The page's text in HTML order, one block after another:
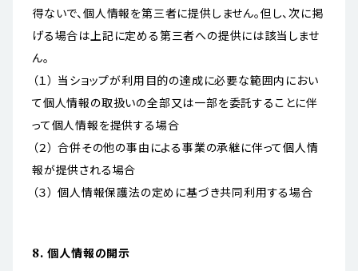
得ないで、個人情報を第三者に提供しません。但し、次に掲
げる場合は上記に定める第三者への提供には該当しませ
ん。
（１） 当ショップが利用目的の達成に必要な範囲内におい
て個人情報の取扱いの全部又は一部を委託することに伴
って個人情報を提供する場合
（２） 合併その他の事由による事業の承継に伴って個人情
報が提供される場合
（３） 個人情報保護法の定めに基づき共同利用する場合
8. 個人情報の開示